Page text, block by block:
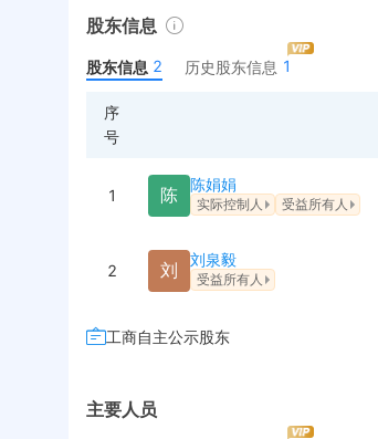
股东信息
股东信息 2 历史股东信息 1
序
号
1 陈
陈娟娟
实际控制人 受益所有人
2 刘
刘泉毅
受益所有人
工商自主公示股东
主要人员